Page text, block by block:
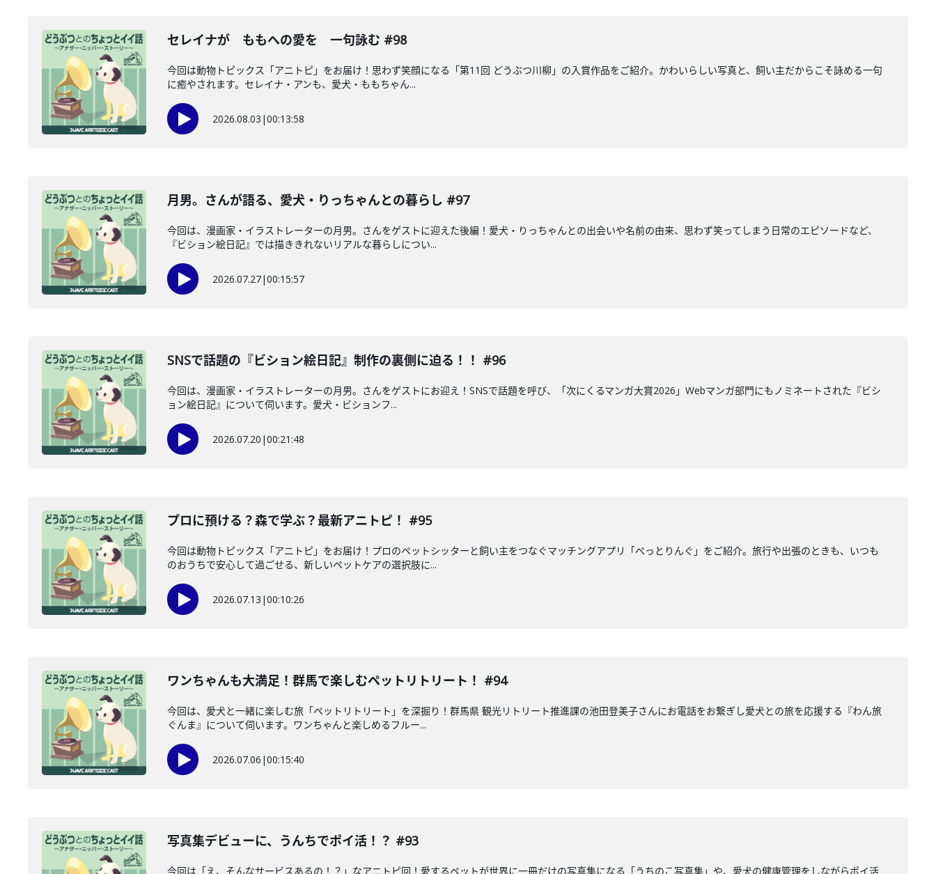
セレイナが ももへの愛を 一句詠む #98
今回は動物トピックス「アニトピ」をお届け！思わず笑顔になる「第11回 どうぶつ川柳」の入賞作品をご紹介。かわいらしい写真と、飼い主だからこそ詠める一句
に癒やされます。セレイナ・アンも、愛犬・ももちゃん...
2026.08.03 |00:13:58
月男。さんが語る、愛犬・りっちゃんとの暮らし #97
今回は、漫画家・イラストレーターの月男。さんをゲストに迎えた後編！愛犬・りっちゃんとの出会いや名前の由来、思わず笑ってしまう日常のエピソードなど、
『ビション絵日記』では描ききれないリアルな暮らしについ...
2026.07.27|00:15:57
SNSで話題の『ビション絵日記』制作の裏側に迫る！！ #96
今回は、漫画家・イラストレーターの月男。さんをゲストにお迎え！SNSで話題を呼び、「次にくるマンガ大賞2026」Webマンガ部門にもノミネートされた『ビシ
ョン絵日記』について伺います。愛犬・ビションフ...
2026.07.20 |00:21:48
プロに預ける？森で学ぶ？最新アニトピ！ #95
今回は動物トピックス「アニトピ」をお届け！プロのペットシッターと飼い主をつなぐマッチングアプリ「ぺっとりんぐ」をご紹介。旅行や出張のときも、いつも
のおうちで安心して過ごせる、新しいペットケアの選択肢に...
2026.07.13 |00:10:26
ワンちゃんも大満足！群馬で楽しむペットリトリート！ #94
今回は、愛犬と一緒に楽しむ旅「ペットリトリート」を深掘り！群馬県 観光リトリート推進課の池田登美子さんにお電話をお繋ぎし愛犬との旅を応援する『わん旅
ぐんま』について伺います。ワンちゃんと楽しめるフルー...
2026.07.06 |00:15:40
写真集デビューに、うんちでポイ活！？ #93
今回は「え、そんなサービスあるの！？」なアニトピ回！愛するペットが世界に一冊だけの写真集になる「うちのこ写真集」や、愛犬の健康管理をしながらポイ活